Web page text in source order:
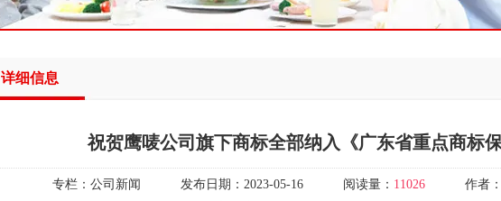
详细信息
祝贺鹰唛公司旗下商标全部纳入《广东省重点商标
专栏： 公司新闻 发布日期： 2023-05-16 阅读量： 11026 作者：